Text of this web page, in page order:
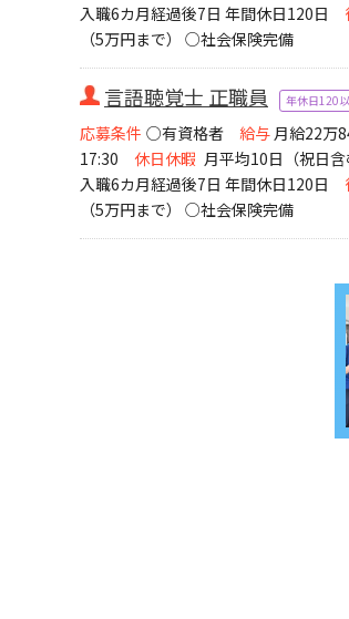
入職6カ月経過後7日 年間休日120日
（5万円まで） ○社会保険完備
言語聴覚士 正職員 年休日120
応募条件 ○有資格者 給与 月給22万
17:30
休日休暇 月平均10日（祝日
入職6カ月経過後7日 年間休日120日
（5万円まで） ○社会保険完備